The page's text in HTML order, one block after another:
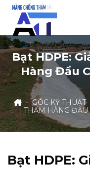
Skip
content
Bạt HDPE:
Hàng Đầu
- GÓC KỸ THUẬT
THẤM HÀNG ĐẦU
Bạt HDPE: